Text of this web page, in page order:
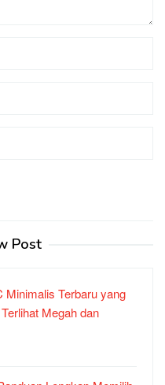
Post
Minimalis Terbaru yang
Megah dan